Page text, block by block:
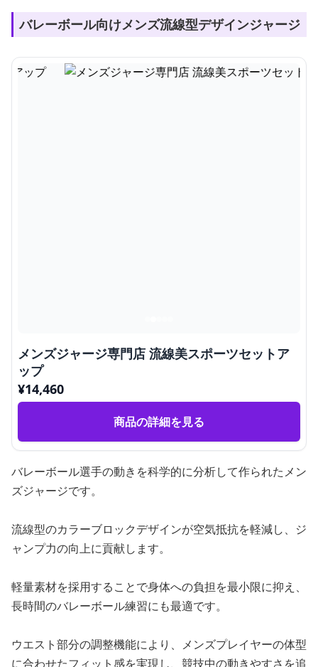
バレーボール向けメンズ流線型デザインジャージ
メンズジャージ専門店 流線美スポーツセットア
ップ
¥14,460
商品の詳細を見る
バレーボール選手の動きを科学的に分析して作られたメン
ズジャージです。
流線型のカラーブロックデザインが空気抵抗を軽減し、ジ
ャンプ力の向上に貢献します。
軽量素材を採用することで身体への負担を最小限に抑え、
長時間のバレーボール練習にも最適です。
ウエスト部分の調整機能により、メンズプレイヤーの体型
に合わせたフィット感を実現し、競技中の動きやすさを追